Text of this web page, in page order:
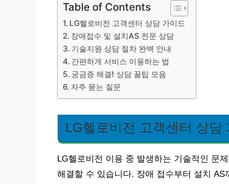
Table of Contents
LG헬로비전 고객센터 상담 가이드
장애접수 및 설치AS 전문 상담
기술지원 상담 절차 완벽 안내
간편하게 서비스 이용하는 법
궁금증 해결! 상담 꿀팁 모음
자주 묻는 질문
LG헬로비전 고객센터 상담
LG헬로비전 이용 중 발생하는 기술적인 문
해결할 수 있습니다. 장애 접수부터 설치